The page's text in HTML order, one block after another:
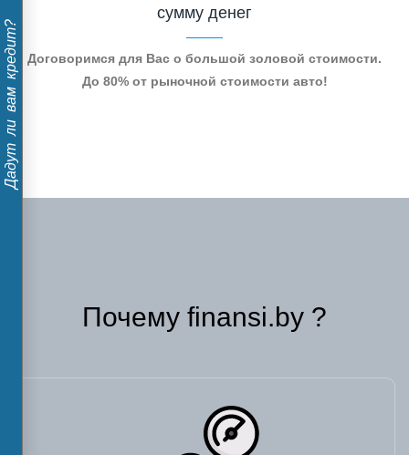
Дадут ли вам кредит?
сумму денег
Договоримся для Вас о большой золовой стоимости.
До 80% от рыночной стоимости авто!
Почему finansi.by ?